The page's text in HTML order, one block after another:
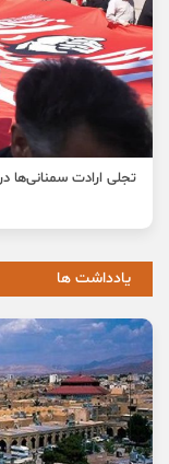
تجلی ارادت سمنانی‌ها
یادداشت ها